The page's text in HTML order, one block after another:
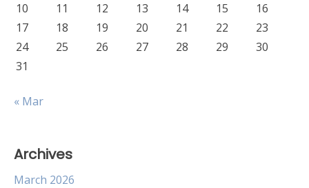
10
11 12 13 14 15
16
17
18 19 20 21 22
23
24
25 26 27 28 29
30
31
« Mar
Archives
March 2026